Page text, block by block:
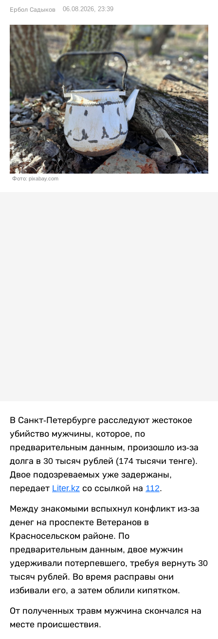
Ербол Садыков 06.08.2026, 23:39
Фото: pixabay.com
В Санкт-Петербурге расследуют жестокое
убийство мужчины, которое, по
предварительным данным, произошло из-за
долга в 30 тысяч рублей (174 тысячи тенге).
Двое подозреваемых уже задержаны,
передает Liter.kz со ссылкой на 112.
Между знакомыми вспыхнул конфликт из-за
денег на проспекте Ветеранов в
Красносельском районе. По
предварительным данным, двое мужчин
удерживали потерпевшего, требуя вернуть 30
тысяч рублей. Во время расправы они
избивали его, а затем облили кипятком.
От полученных травм мужчина скончался на
месте происшествия.